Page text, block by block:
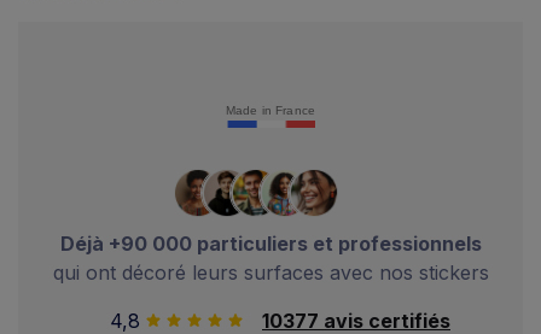
Made in France
Déjà +90 000 particuliers et professionnels
qui ont décoré leurs surfaces avec nos stickers
4,8
10377 avis certifiés